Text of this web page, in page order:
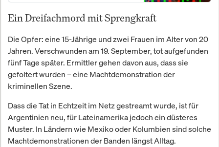
Renditeaussichten kommen nicht
ohne geopolitische und politische
Risiken.
Ein Dreifachmord mit Sprengkraft
Die Opfer: eine 15-Jährige und zwei Frauen im Alter von 20
Jahren. Verschwunden am 19. September, tot aufgefunden
fünf Tage später. Ermittler gehen davon aus, dass sie
gefoltert wurden – eine Machtdemonstration der
kriminellen Szene.
Dass die Tat in Echtzeit im Netz gestreamt wurde, ist für
Argentinien neu, für Lateinamerika jedoch ein düsteres
Muster. In Ländern wie Mexiko oder Kolumbien sind solche
Machtdemonstrationen der Banden längst Alltag.